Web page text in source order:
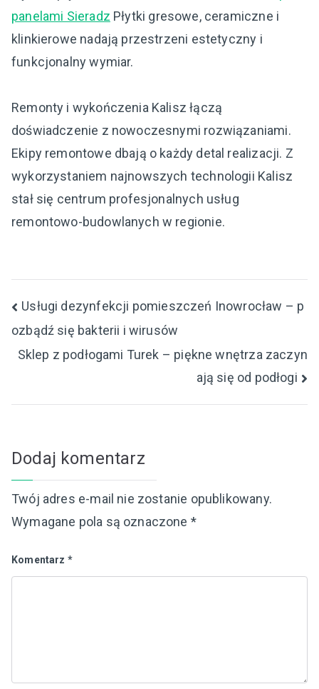
panelami Sieradz Płytki gresowe, ceramiczne i
klinkierowe nadają przestrzeni estetyczny i
funkcjonalny wymiar.
Remonty i wykończenia Kalisz łączą
doświadczenie z nowoczesnymi rozwiązaniami.
Ekipy remontowe dbają o każdy detal realizacji. Z
wykorzystaniem najnowszych technologii Kalisz
stał się centrum profesjonalnych usług
remontowo-budowlanych w regionie.
Nawigacja
wpisu
Usługi dezynfekcji pomieszczeń Inowrocław – p
ozbądź się bakterii i wirusów
Sklep z podłogami Turek – piękne wnętrza zaczyn
ają się od podłogi
Dodaj komentarz
Twój adres e-mail nie zostanie opublikowany.
Wymagane pola są oznaczone *
Komentarz *